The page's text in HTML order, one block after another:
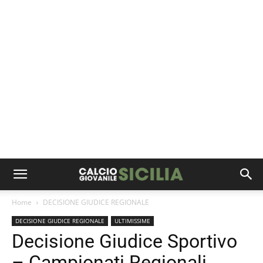
Home DECISIONE GIUDICE REGIONALE
DECISIONE GIUDICE REGIONALE ULTIMISSIME
Decisione Giudice Sportivo